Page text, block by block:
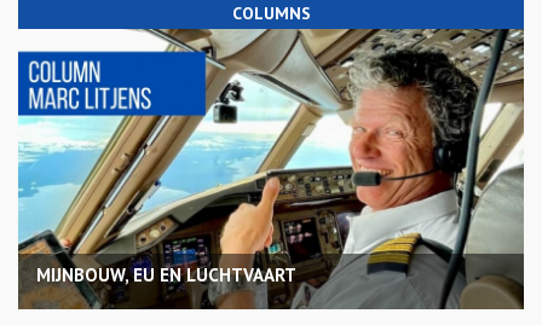
COLUMNS
MIJNBOUW, EU EN LUCHTVAART